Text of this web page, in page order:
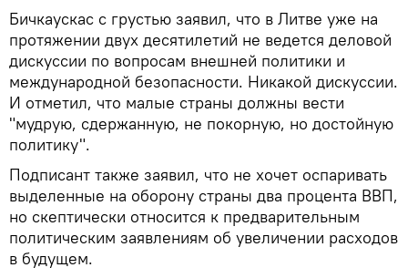
Бичкаускас с грустью заявил, что в Литве уже на
протяжении двух десятилетий не ведется деловой
дискуссии по вопросам внешней политики и
международной безопасности. Никакой дискуссии.
И отметил, что малые страны должны вести
"мудрую, сдержанную, не покорную, но достойную
политику".
Подписант также заявил, что не хочет оспаривать
выделенные на оборону страны два процента ВВП,
но скептически относится к предварительным
политическим заявлениям об увеличении расходов
в будущем.